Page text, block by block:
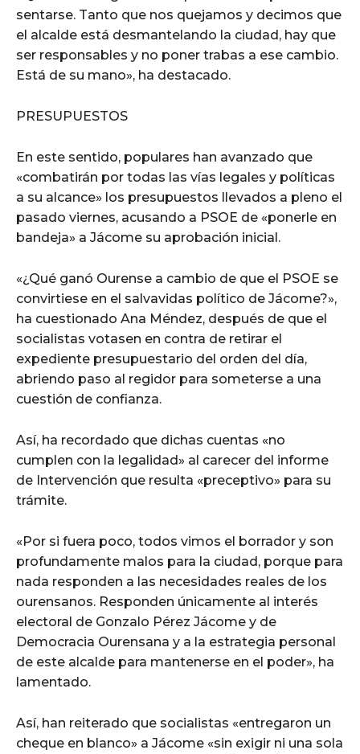
sentarse. Tanto que nos quejamos y decimos que
el alcalde está desmantelando la ciudad, hay que
ser responsables y no poner trabas a ese cambio.
Está de su mano», ha destacado.
PRESUPUESTOS
En este sentido, populares han avanzado que
«combatirán por todas las vías legales y políticas
a su alcance» los presupuestos llevados a pleno el
pasado viernes, acusando a PSOE de «ponerle en
bandeja» a Jácome su aprobación inicial.
«¿Qué ganó Ourense a cambio de que el PSOE se
convirtiese en el salvavidas político de Jácome?»,
ha cuestionado Ana Méndez, después de que el
socialistas votasen en contra de retirar el
expediente presupuestario del orden del día,
abriendo paso al regidor para someterse a una
cuestión de confianza.
Así, ha recordado que dichas cuentas «no
cumplen con la legalidad» al carecer del informe
de Intervención que resulta «preceptivo» para su
trámite.
«Por si fuera poco, todos vimos el borrador y son
profundamente malos para la ciudad, porque para
nada responden a las necesidades reales de los
ourensanos. Responden únicamente al interés
electoral de Gonzalo Pérez Jácome y de
Democracia Ourensana y a la estrategia personal
de este alcalde para mantenerse en el poder», ha
lamentado.
Así, han reiterado que socialistas «entregaron un
cheque en blanco» a Jácome «sin exigir ni una sola